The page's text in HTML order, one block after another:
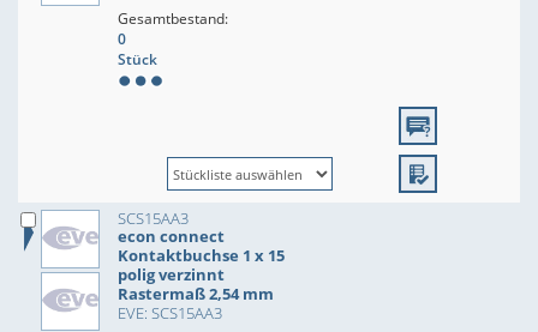
Gesamtbestand:
0
Stück
SCS15AA3
econ connect
Kontaktbuchse 1 x 15
polig verzinnt
Rastermaß 2,54 mm
EVE: SCS15AA3